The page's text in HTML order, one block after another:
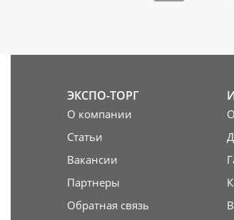
ЭКСПО-ТОРГ
О компании
Статьи
Вакансии
Партнеры
Обратная связь